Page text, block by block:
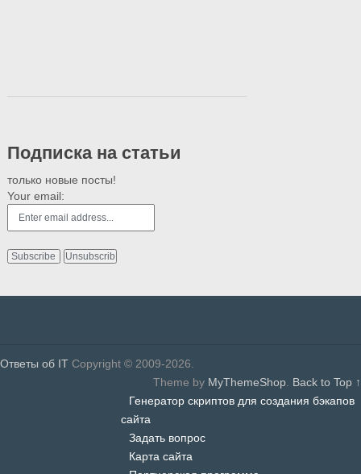
Подписка на статьи
только новые посты!
Your email:
Ответы об IT Copyright © 2009-2026.
Theme by MyThemeShop Back to Top ↑
Генератор скриптов для создания бэкапов
сайта
Задать вопрос
Карта сайта